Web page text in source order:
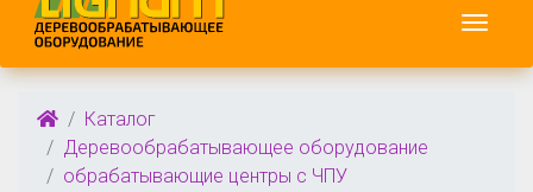
Каталог
Деревообрабатывающее оборудование
обрабатывающие центры с ЧПУ